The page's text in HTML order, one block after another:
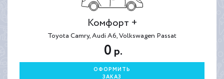
Комфорт +
Toyota Camry, Audi A6, Volkswagen Passat
0 р.
ОФОРМИТЬ
ЗАКАЗ